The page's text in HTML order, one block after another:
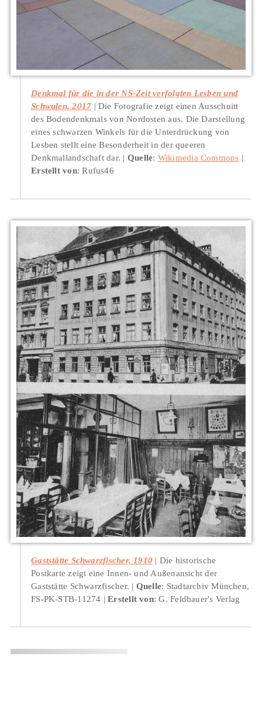
Denkmal für die in der NS-Zeit verfolgten Lesben und
Schwulen, 2017
Die Fotografie zeigt einen Ausschnitt
des Bodendenkmals von Nordosten aus. Die Darstellung
eines schwarzen Winkels für die Unterdrückung von
Lesben stellt eine Besonderheit in der queeren
Denkmallandschaft dar.
Quelle: Wikimedia Commons
Erstellt von: Rufus46
Gaststätte Schwarzfischer, 1910
Die historische
Postkarte zeigt eine Innen- und Außenansicht der
Gaststätte Schwarzfischer.
Quelle: Stadtarchiv München,
FS-PK-STB-11274
Erstellt von: G. Feldbauer's Verlag